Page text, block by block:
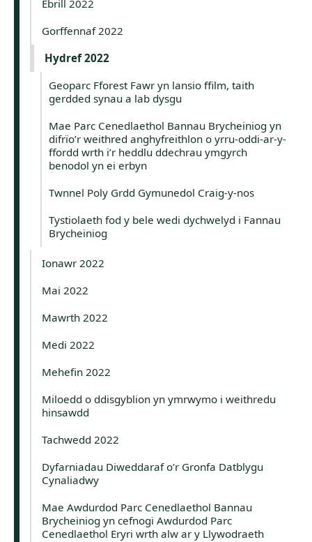
Ebrill 2022
Gorffennaf 2022
Hydref 2022
Geoparc Fforest Fawr yn lansio ffilm, taith
gerdded synau a lab dysgu
Mae Parc Cenedlaethol Bannau Brycheiniog yn
difrïo’r weithred anghyfreithlon o yrru-oddi-ar-y-
ffordd wrth i’r heddlu ddechrau ymgyrch
benodol yn ei erbyn
Twnnel Poly Grdd Gymunedol Craig-y-nos
Tystiolaeth fod y bele wedi dychwelyd i Fannau
Brycheiniog
Ionawr 2022
Mai 2022
Mawrth 2022
Medi 2022
Mehefin 2022
Miloedd o ddisgyblion yn ymrwymo i weithredu
hinsawdd
Tachwedd 2022
Dyfarniadau Diweddaraf o’r Gronfa Datblygu
Cynaliadwy
Mae Awdurdod Parc Cenedlaethol Bannau
Brycheiniog yn cefnogi Awdurdod Parc
Cenedlaethol Eryri wrth alw ar y Llywodraeth